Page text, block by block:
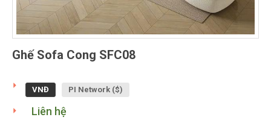
Ghế Sofa Cong SFC08
VNĐ PI Network ($)
Liên hệ